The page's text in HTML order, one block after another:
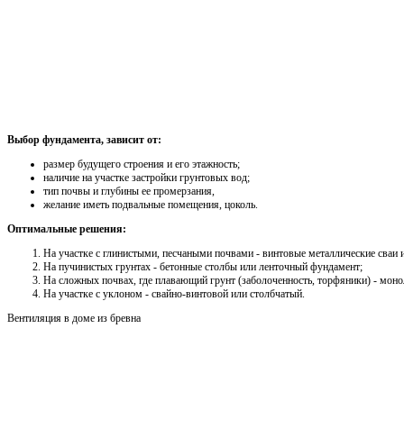
Выбор фундамента, зависит от:
размер будущего строения и его этажность;
наличие на участке застройки грунтовых вод;
тип почвы и глубины ее промерзания,
желание иметь подвальные помещения, цоколь.
Оптимальные решения:
На участке с глинистыми, песчаными почвами - винтовые металлические
На пучинистых грунтах - бетонные столбы или ленточный фундамент;
На сложных почвах, где плавающий грунт (заболоченность, торфяники) -
На участке с уклоном - свайно-винтовой или столбчатый.
Вентиляция в доме из бревна